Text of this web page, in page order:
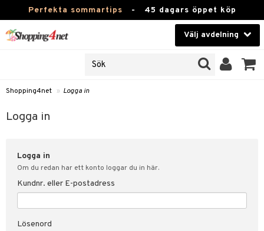
Perfekta sommartips - 45 dagars öppet köp
Välj avdelning
Kontaktlinser
Hälsokost
Fitness
Hem & Inredning
Leksaker, Barn & Baby
Shopping4net » Logga in
Logga in
Logga in
Om du redan har ett konto loggar du in här.
Kundnr. eller E-postadress
Lösenord
svar